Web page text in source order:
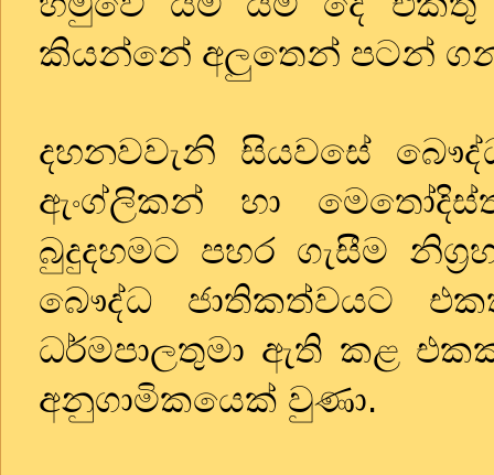
කියන්නේ අලුතෙන් පටන්
දහනවවැනි සියවසේ
ඇංග්ලිකන් හා
බුදුදහමට පහර ගැසීම
බෞද්ධ ජාතිකත්වයට
ධර්මපාලතුමා ඇති කළ
අනුගාමිකයෙක් වුණා.